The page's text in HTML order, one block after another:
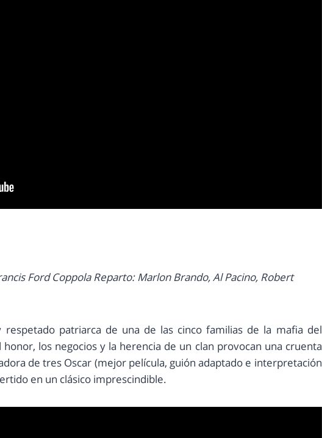
Ford Coppola Reparto: Marlon Brando, Al Pacino, Robert
patriarca de una de las cinco familias de la mafia del
honor, los negocios y la herencia de un clan provocan una cruenta
de tres Oscar (mejor película, guión adaptado e interpretación
en un clásico imprescindible.